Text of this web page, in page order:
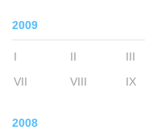
2009
I II III
VII
VIII IX
2008